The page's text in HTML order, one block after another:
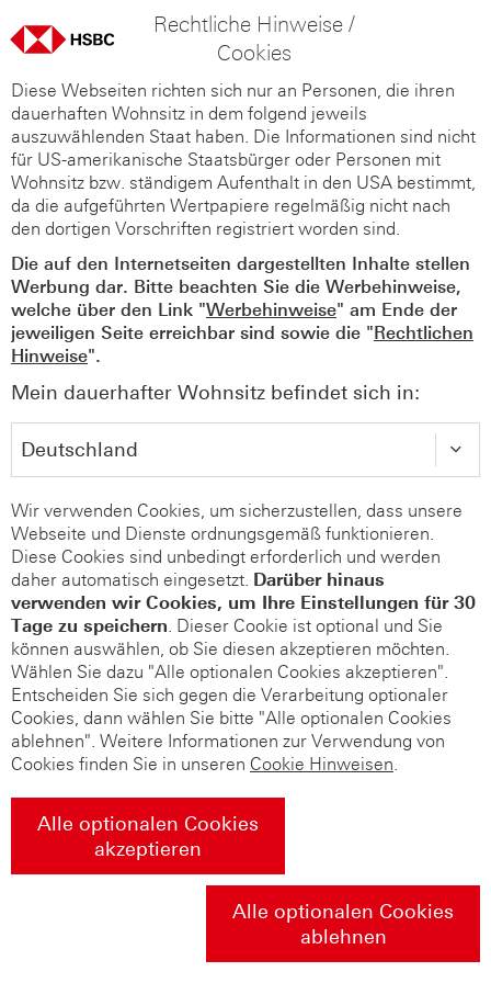
Rechtliche Hinweise /
Cookies
Diese Webseiten richten sich nur an Personen, die ihren
dauerhaften Wohnsitz in dem folgend jeweils
auszuwählenden Staat haben. Die Informationen sind nicht
für US-amerikanische Staatsbürger oder Personen mit
Wohnsitz bzw. ständigem Aufenthalt in den USA bestimmt,
da die aufgeführten Wertpapiere regelmäßig nicht nach
den dortigen Vorschriften registriert worden sind.
Die auf den Internetseiten dargestellten Inhalte stellen
Werbung dar. Bitte beachten Sie die Werbehinweise,
welche über den Link "Werbehinweise" am Ende der
jeweiligen Seite erreichbar sind sowie die "Rechtlichen
Hinweise".
Mein dauerhafter Wohnsitz befindet sich in:
Wir verwenden Cookies, um sicherzustellen, dass unsere
Webseite und Dienste ordnungsgemäß funktionieren.
Diese Cookies sind unbedingt erforderlich und werden
daher automatisch eingesetzt. Darüber hinaus
verwenden wir Cookies, um Ihre Einstellungen für 30
Tage zu speichern. Dieser Cookie ist optional und Sie
können auswählen, ob Sie diesen akzeptieren möchten.
Wählen Sie dazu "Alle optionalen Cookies akzeptieren".
Entscheiden Sie sich gegen die Verarbeitung optionaler
Cookies, dann wählen Sie bitte "Alle optionalen Cookies
ablehnen". Weitere Informationen zur Verwendung von
Cookies finden Sie in unseren Cookie Hinweisen.
Alle optionalen Cookies
akzeptieren
Alle optionalen Cookies
ablehnen